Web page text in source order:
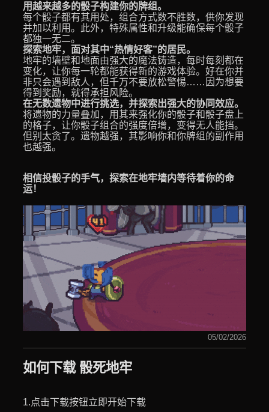
用越来越多的骰子构建你的牌组。
每个骰子都有其用处，组合方式数不胜数，供你发现
并加以利用。此外，特殊属性和升级能确保每个骰子
都独一无二。
探索地牢，面对其中“热情好客”的居民。
地牢的墙壁和地面由强大的魔法铸造，每时每刻都在
变化，让你每一轮都能获得新的游戏体验。好在你并
非只会遇到敌人，但千万不要放松警惕……因为想要
得到奖励，就得承担风险。
在无数遗物中进行挑选，并探索出强大的协同效应。
将遗物的力量叠加，用其来强化你的骰子和骰子盘上
的格子，让你骰子组合的强度倍增，变得无人能挡。
但别太贪了。遗物越强，其影响你和你牌组的副作用
也越强。
相信投骰子的手气，探索在地牢墙内等待着你的命
运！
05/02/2026
如何下载 骰死地牢
1.点击下载按钮立即开始下载